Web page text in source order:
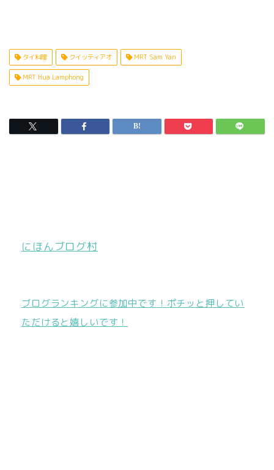
タイ料理 クイッティアオ MRT Sam Yan
MRT Hua Lamphong
にほんブログ村
ブログランキングに参加中です！ポチッと押してい
ただけると嬉しいです！